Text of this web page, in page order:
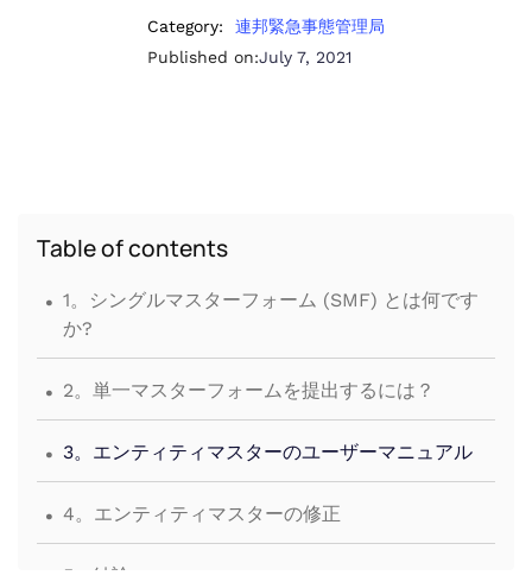
Category:
連邦緊急事態管理局
Published on:July 7, 2021
Table of contents
. 1。シングルマスターフォーム (SMF) とは何です
か?
. 2。単一マスターフォームを提出するには？
. 3。エンティティマスターのユーザーマニュアル
. 4。エンティティマスターの修正
5。結論